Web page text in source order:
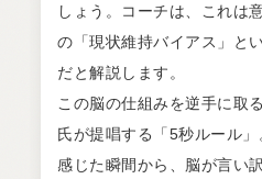
しょう。コーチは、これは
の「現状維持バイアス」と
だと解説します。
この脳の仕組みを逆手に取
氏が提唱する「5秒ルール
感じた瞬間から、脳が言い